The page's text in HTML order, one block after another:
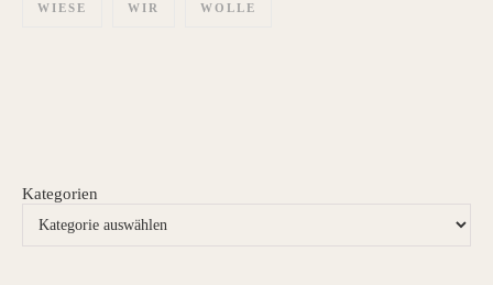
WIESE WIR WOLLE
Kategorien